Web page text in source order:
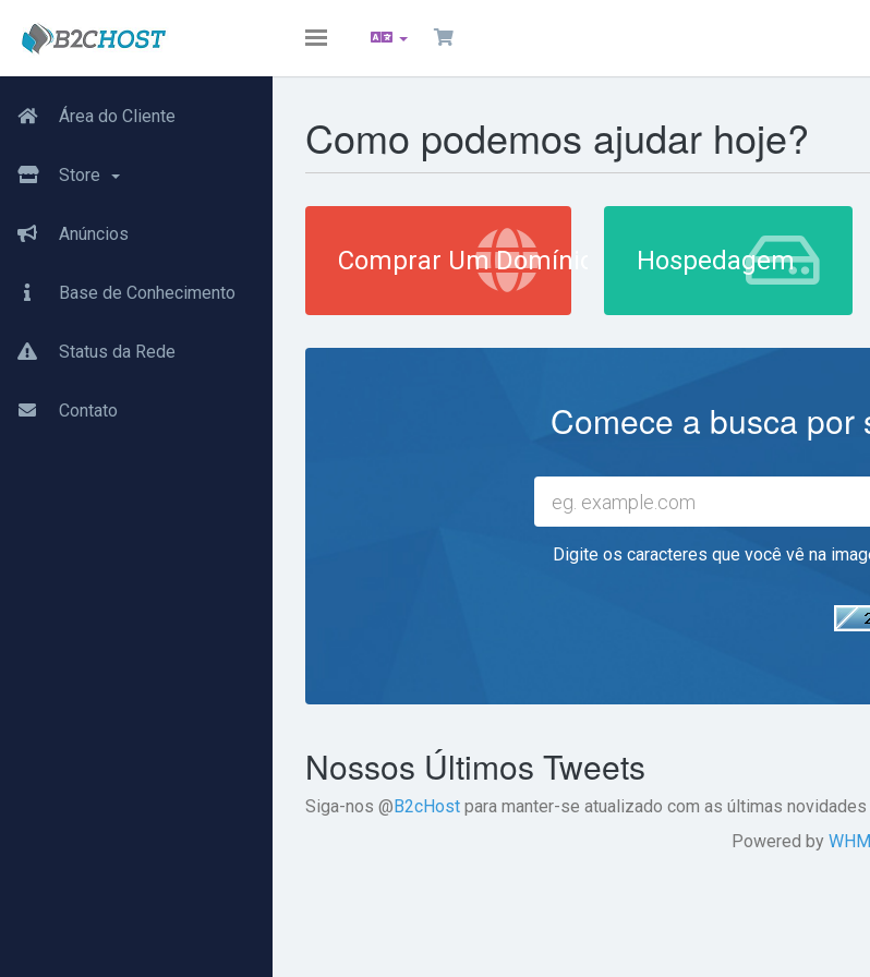
Toggle
Área do Cliente
Store
Anúncios
Base de Conhecimento
Status da Rede
Contato
Como podemos ajudar hoje?
Comprar Um Domínio Hospedagem
Comece a busca
Digite os caracteres que você vê na
Nossos Últimos Tweets
Siga-nos @B2cHost para manter-se atualizado com as últimas
Powered by